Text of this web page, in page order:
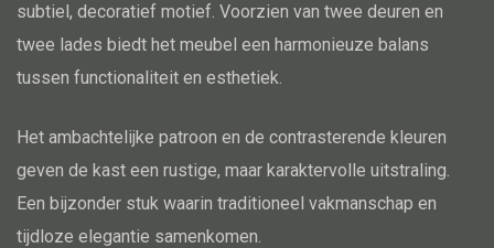
Kinderstoel
subtiel, decoratief motief. Voorzien van twee deuren en
twee lades biedt het meubel een harmonieuze balans
tussen functionaliteit en esthetiek.
Het ambachtelijke patroon en de contrasterende kleuren
geven de kast een rustige, maar karaktervolle uitstraling.
Een bijzonder stuk waarin traditioneel vakmanschap en
tijdloze elegantie samenkomen.